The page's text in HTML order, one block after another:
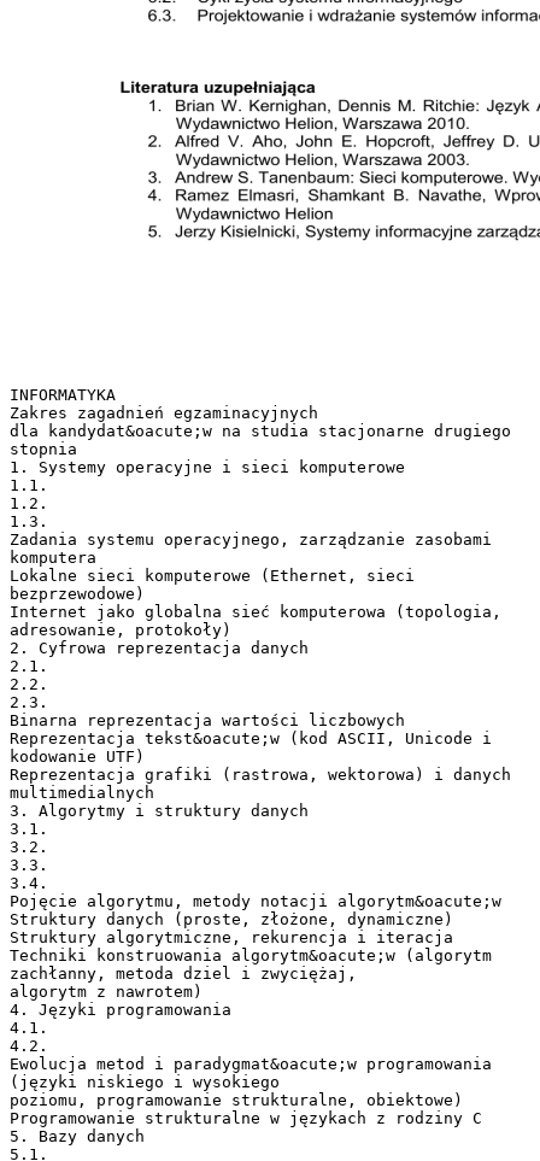
INFORMATYKA
Zakres zagadnień egzaminacyjnych
dla kandydat&oacute;w na studia stacjonarne drugiego
stopnia
1. Systemy operacyjne i sieci komputerowe
1.1.
1.2.
1.3.
Zadania systemu operacyjnego, zarządzanie zasobami
komputera
Lokalne sieci komputerowe (Ethernet, sieci
bezprzewodowe)
Internet jako globalna sieć komputerowa (topologia,
adresowanie, protokoły)
2. Cyfrowa reprezentacja danych
2.1.
2.2.
2.3.
Binarna reprezentacja wartości liczbowych
Reprezentacja tekst&oacute;w (kod ASCII, Unicode i
kodowanie UTF)
Reprezentacja grafiki (rastrowa, wektorowa) i danych
multimedialnych
3. Algorytmy i struktury danych
3.1.
3.2.
3.3.
3.4.
Pojęcie algorytmu, metody notacji algorytm&oacute;w
Struktury danych (proste, złożone, dynamiczne)
Struktury algorytmiczne, rekurencja i iteracja
Techniki konstruowania algorytm&oacute;w (algorytm
zachłanny, metoda dziel i zwyciężaj,
algorytm z nawrotem)
4. Języki programowania
4.1.
4.2.
Ewolucja metod i paradygmat&oacute;w programowania
(języki niskiego i wysokiego
poziomu, programowanie strukturalne, obiektowe)
Programowanie strukturalne w językach z rodziny C
5. Bazy danych
5.1.